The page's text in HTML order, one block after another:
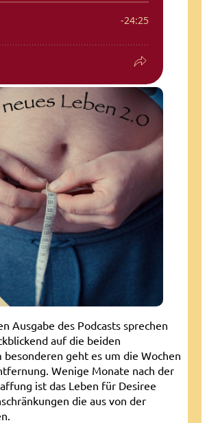
Ausgabe des Podcasts sprechen
auf die beiden
besonderen geht es um die Wochen
Wenige Monate nach der
ist das Leben für Desiree
die aus von der